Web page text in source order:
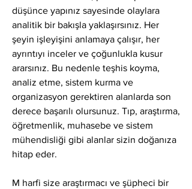
düşünce yapınız sayesinde olaylara
analitik bir bakışla yaklaşırsınız. Her
şeyin işleyişini anlamaya çalışır, her
ayrıntıyı inceler ve çoğunlukla kusur
ararsınız. Bu nedenle teşhis koyma,
analiz etme, sistem kurma ve
organizasyon gerektiren alanlarda son
derece başarılı olursunuz. Tıp, araştırma,
öğretmenlik, muhasebe ve sistem
mühendisliği gibi alanlar sizin doğanıza
hitap eder.
M harfi size araştırmacı ve şüpheci bir